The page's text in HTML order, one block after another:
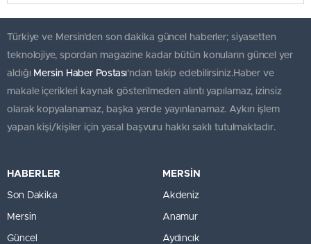
Türkiye ve Mersin’den son dakika güncel haberler; siyasetten
teknolojiye, spordan magazine kadar bütün konuların güncel yer
aldığı Mersin Haber Postası'ndan takip edebilirsiniz.Haber ve
makale içerikleri kaynak gösterilmeden alıntı yapılamaz, izinsiz
olarak kopyalanamaz, başka yerde yayınlanamaz. Aykırı işlem
yapan kişi/kişiler için yasal başvuru hakkı saklı tutulmaktadır.
HABERLER
Son Dakika
Mersin
Güncel
MERSİN
Akdeniz
Anamur
Aydıncık